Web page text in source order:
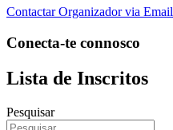
Contactar Organizador via Email
Conecta-te connosco
Lista de Inscritos
Pesquisar